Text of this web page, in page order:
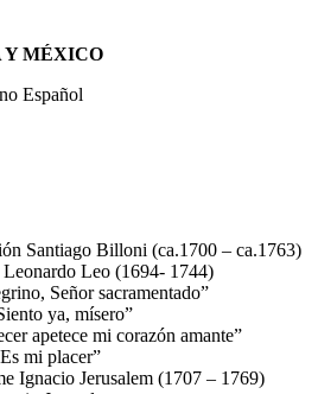
Y MÉXICO
Español
Santiago Billoni (ca.1700 – ca.1763)
Leonardo Leo (1694- 1744)
Señor sacramentado”
ya, mísero”
apetece mi corazón amante”
mi placer”
Ignacio Jerusalem (1707 – 1769)